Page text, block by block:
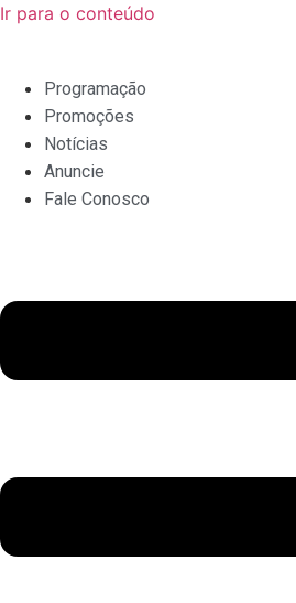
Ir para o conteúdo
Programação
Promoções
Notícias
Anuncie
Fale Conosco